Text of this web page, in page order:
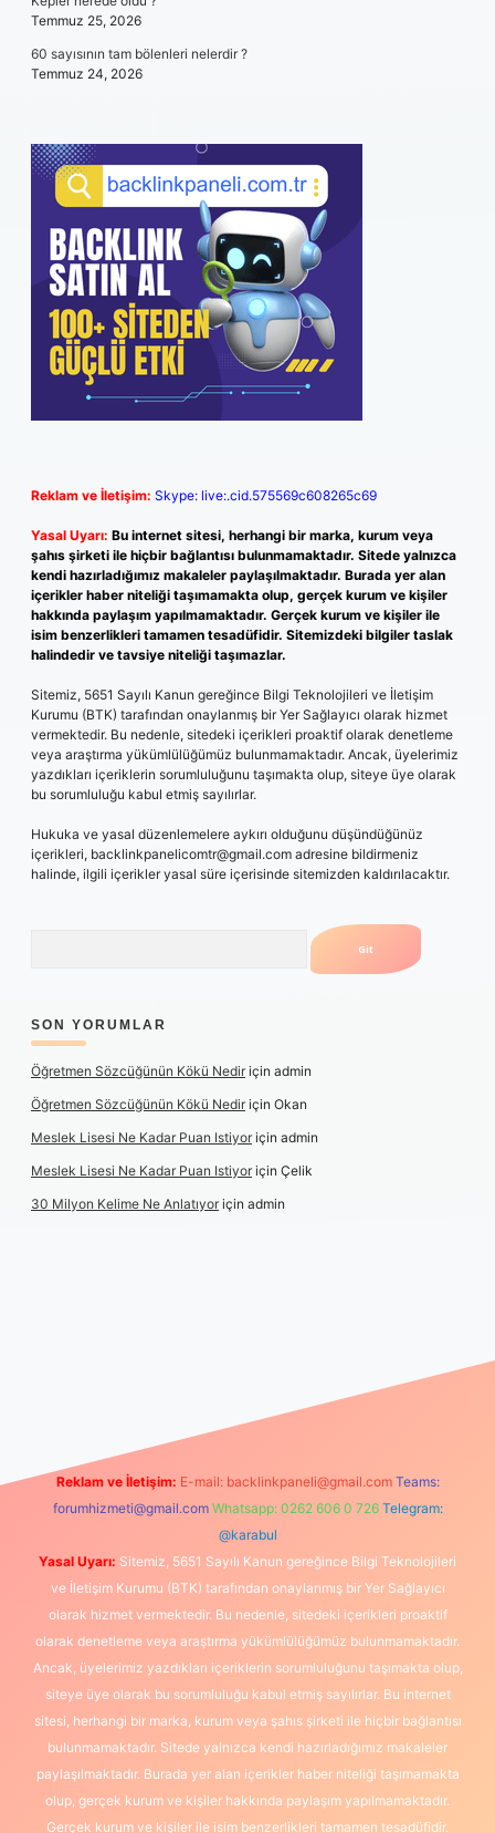
Temmuz 25, 2026
60 sayısının tam bölenleri nelerdir ?
Temmuz 24, 2026
Reklam ve İletişim: Skype: live:.cid.575569c608265c69
Yasal Uyarı: Bu internet sitesi, herhangi bir marka, kurum veya
şahıs şirketi ile hiçbir bağlantısı bulunmamaktadır. Sitede yalnızca
kendi hazırladığımız makaleler paylaşılmaktadır. Burada yer alan
içerikler haber niteliği taşımamakta olup, gerçek kurum ve kişiler
hakkında paylaşım yapılmamaktadır. Gerçek kurum ve kişiler ile
isim benzerlikleri tamamen tesadüfidir. Sitemizdeki bilgiler taslak
halindedir ve tavsiye niteliği taşımazlar.
Sitemiz, 5651 Sayılı Kanun gereğince Bilgi Teknolojileri ve İletişim
Kurumu (BTK) tarafından onaylanmış bir Yer Sağlayıcı olarak hizmet
vermektedir. Bu nedenle, sitedeki içerikleri proaktif olarak denetleme
veya araştırma yükümlülüğümüz bulunmamaktadır. Ancak, üyelerimiz
yazdıkları içeriklerin sorumluluğunu taşımakta olup, siteye üye olarak
bu sorumluluğu kabul etmiş sayılırlar.
Hukuka ve yasal düzenlemelere aykırı olduğunu düşündüğünüz
içerikleri, backlinkpanelicomtr@gmail.com adresine bildirmeniz
halinde, ilgili içerikler yasal süre içerisinde sitemizden kaldırılacaktır.
SON YORUMLAR
Öğretmen Sözcüğünün Kökü Nediriçin admin
Öğretmen Sözcüğünün Kökü Nediriçin Okan
Meslek Lisesi Ne Kadar Puan Istiyoriçin admin
Meslek Lisesi Ne Kadar Puan Istiyoriçin Çelik
30 Milyon Kelime Ne Anlatıyoriçin admin
Reklam ve İletişim: E-mail: backlinkpaneli@gmail.com Teams:
forumhizmeti@gmail.com Whatsapp: 0262 606 0 726 Telegram:
@karabul
Yasal Uyarı: Sitemiz, 5651 Sayılı Kanun gereğince Bilgi Teknolojileri
ve İletişim Kurumu (BTK) tarafından onaylanmış bir Yer Sağlayıcı
olarak hizmet vermektedir. Bu nedenle, sitedeki içerikleri proaktif
olarak denetleme veya araştırma yükümlülüğümüz bulunmamaktadır.
Ancak, üyelerimiz yazdıkları içeriklerin sorumluluğunu taşımakta olup,
siteye üye olarak bu sorumluluğu kabul etmiş sayılırlar. Bu internet
sitesi, herhangi bir marka, kurum veya şahıs şirketi ile hiçbir bağlantısı
bulunmamaktadır. Sitede yalnızca kendi hazırladığımız makaleler
paylaşılmaktadır. Burada yer alan içerikler haber niteliği taşımamakta
olup, gerçek kurum ve kişiler hakkında paylaşım yapılmamaktadır.
Gerçek kurum ve kişiler ile isim benzerlikleri tamamen tesadüfidir.